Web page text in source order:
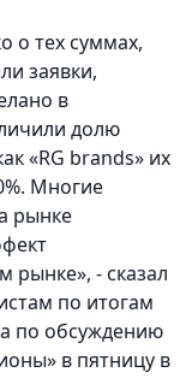
о тех суммах,
заявки,
в
долю
«RG brands» их
Многие
рынке
- сказал
по итогам
по обсуждению
в пятницу в